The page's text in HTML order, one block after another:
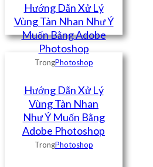
Hướng Dẫn Xử Lý
Vùng Tàn Nhan Như Ý
Muốn Bằng Adobe
Photoshop
TrongPhotoshop
Hướng Dẫn Xử Lý
Vùng Tàn Nhan
Như Ý Muốn Bằng
Adobe Photoshop
TrongPhotoshop